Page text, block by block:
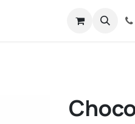
Contactez-nous